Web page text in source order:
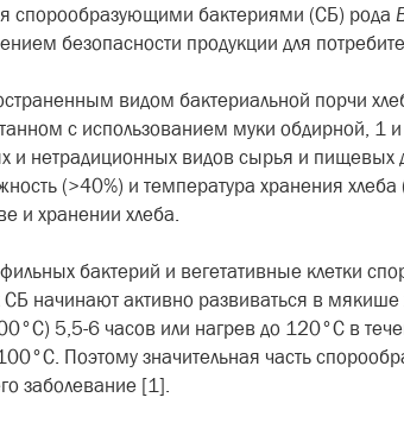
спорообразующими бактериями (СБ) рода
безопасности продукции для
видом бактериальной порчи
с использованием муки обдирной, 1
и нетрадиционных видов сырья и пищевых
(>40%) и температура хранения
и хранении хлеба.
бактерий и вегетативные клетки
начинают активно развиваться в мякише
5,5-6 часов или нагрев до 120°С в
Поэтому значительная часть
заболевание [1].